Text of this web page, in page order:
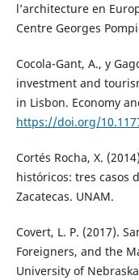
l’architecture en
Centre Georges
Cocola-Gant, A., y
investment and
in Lisbon. Economy
https://doi.org/
Cortés Rocha, X.
históricos: tres casos
Zacatecas. UNAM.
Covert, L. P. (2017).
Foreigners, and the
University of